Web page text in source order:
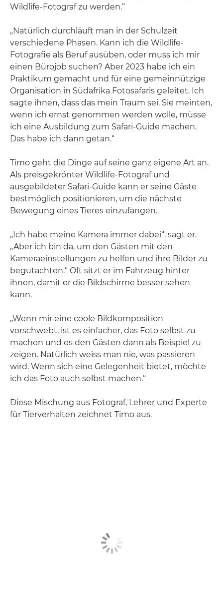
Wildlife-Fotograf zu werden.“
„Natürlich durchläuft man in der Schulzeit
verschiedene Phasen. Kann ich die Wildlife-
Fotografie als Beruf ausüben, oder muss ich mir
einen Bürojob suchen? Aber 2023 habe ich ein
Praktikum gemacht und für eine gemeinnützige
Organisation in Südafrika Fotosafaris geleitet. Ich
sagte ihnen, dass das mein Traum sei. Sie meinten,
wenn ich ernst genommen werden wolle, müsse
ich eine Ausbildung zum Safari-Guide machen.
Das habe ich dann getan.“
Timo geht die Dinge auf seine ganz eigene Art an.
Als preisgekrönter Wildlife-Fotograf und
ausgebildeter Safari-Guide kann er seine Gäste
bestmöglich positionieren, um die nächste
Bewegung eines Tieres einzufangen.
„Ich habe meine Kamera immer dabei“, sagt er.
„Aber ich bin da, um den Gästen mit den
Kameraeinstellungen zu helfen und ihre Bilder zu
begutachten.“ Oft sitzt er im Fahrzeug hinter
ihnen, damit er die Bildschirme besser sehen
kann.
„Wenn mir eine coole Bildkomposition
vorschwebt, ist es einfacher, das Foto selbst zu
machen und es den Gästen dann als Beispiel zu
zeigen. Natürlich weiss man nie, was passieren
wird. Wenn sich eine Gelegenheit bietet, möchte
ich das Foto auch selbst machen.“
Diese Mischung aus Fotograf, Lehrer und Experte
für Tierverhalten zeichnet Timo aus.